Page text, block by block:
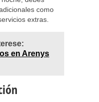
como
extras.
en Arenys